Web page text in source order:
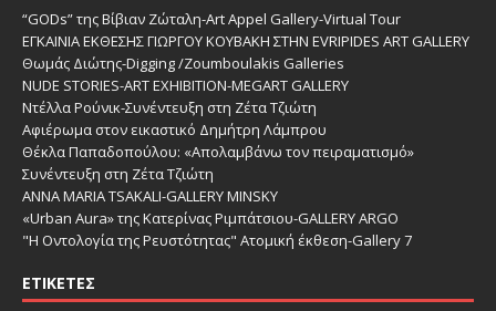
“GODs” της Βίβιαν Ζώταλη-Art Appel Gallery-Virtual Tour
ΕΓΚΑΙΝΙΑ ΕΚΘΕΣΗΣ ΓΙΩΡΓΟΥ ΚΟΥΒΑΚΗ ΣΤΗΝ EVRIPIDES ART GALLERY
Θωμάς Διώτης-Digging /Zoumboulakis Galleries
NUDE STORIES-ΑRT EXHIBITION-MEGART GALLERY
Ντέλλα Ρούνικ-Συνέντευξη στη Ζέτα Τζιώτη
Αφιέρωμα στον εικαστικό Δημήτρη Λάμπρου
Θέκλα Παπαδοπούλου: «Απολαμβάνω τον πειραματισμό»
Συνέντευξη στη Ζέτα Τζιώτη
ANNA MARIA TSAKALI-GALLERY MINSKY
«Urban Aura» της Κατερίνας Ριμπάτσιου-GALLERY ARGO
"Η Οντολογία της Ρευστότητας" Ατομική έκθεση-Gallery 7
ΕΤΙΚΈΤΕΣ